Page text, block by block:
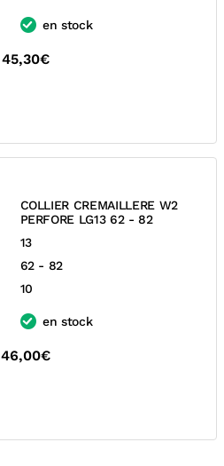
en stock
45,30€
COLLIER CREMAILLERE W2
PERFORE LG13 62 - 82
13
62 - 82
10
en stock
46,00€